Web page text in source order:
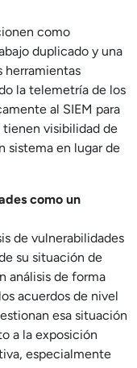
como
duplicado y una
herramientas
la telemetría de los
al SIEM para
tienen visibilidad de
sistema en lugar de
como un
de vulnerabilidades
su situación de
análisis de forma
acuerdos de nivel
esa situación
a la exposición
especialmente